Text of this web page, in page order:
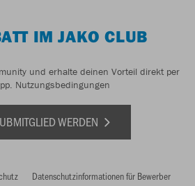
IM JAKO CLUB
und erhalte deinen Vorteil direkt per
Nutzungsbedingungen
WERDEN
Datenschutzinformationen für Bewerber